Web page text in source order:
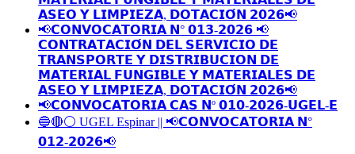
𝗔𝗦𝗘𝗢 𝗬 𝗟𝗜𝗠𝗣𝗜𝗘𝗭𝗔, 𝗗𝗢𝗧𝗔𝗖𝗜𝗢́𝗡 𝟮𝟬𝟮𝟲📢
📢𝗖𝗢𝗡𝗩𝗢𝗖𝗔𝗧𝗢𝗥𝗜𝗔 𝗡° 𝟬𝟭𝟯-𝟮𝟬𝟮𝟲 📢
𝗖𝗢𝗡𝗧𝗥𝗔𝗧𝗔𝗖𝗜𝗢́𝗡 𝗗𝗘𝗟 𝗦𝗘𝗥𝗩𝗜𝗖𝗜𝗢 𝗗𝗘
𝗧𝗥𝗔𝗡𝗦𝗣𝗢𝗥𝗧𝗘 𝗬 𝗗𝗜𝗦𝗧𝗥𝗜𝗕𝗨𝗖𝗜𝗢𝗡 𝗗𝗘
𝗠𝗔𝗧𝗘𝗥𝗜𝗔𝗟 𝗙𝗨𝗡𝗚𝗜𝗕𝗟𝗘 𝗬 𝗠𝗔𝗧𝗘𝗥𝗜𝗔𝗟𝗘𝗦 𝗗𝗘
𝗔𝗦𝗘𝗢 𝗬 𝗟𝗜𝗠𝗣𝗜𝗘𝗭𝗔, 𝗗𝗢𝗧𝗔𝗖𝗜𝗢́𝗡 𝟮𝟬𝟮𝟲📢
📢𝗖𝗢𝗡𝗩𝗢𝗖𝗔𝗧𝗢𝗥𝗜𝗔 𝗖𝗔𝗦 𝗡º 𝟬𝟭𝟬-𝟮𝟬𝟮𝟲-𝗨𝗚𝗘𝗟-𝗘
🔵🔴⚪️ UGEL Espinar || 📢𝗖𝗢𝗡𝗩𝗢𝗖𝗔𝗧𝗢𝗥𝗜𝗔 𝗡°
𝟬𝟭𝟮-𝟮𝟬𝟮𝟲📢